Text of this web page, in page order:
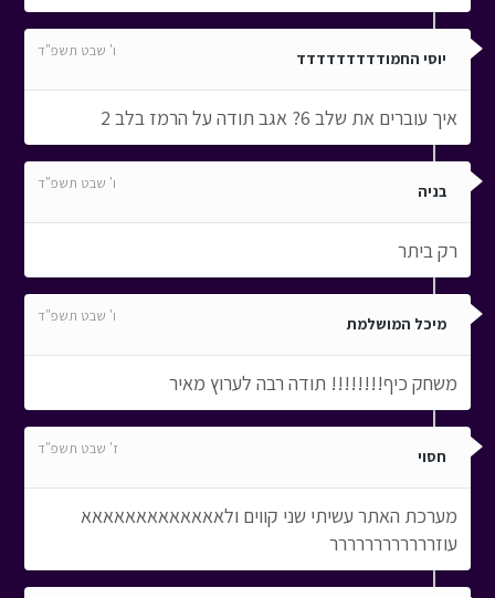
יוסי החמודדדדדדדדד ו' שבט תשפ"ד
איך עוברים את שלב 6? אגב תודה על הרמז בלב 2
בניה ו' שבט תשפ"ד
רק ביתר
מיכל המושלמת ו' שבט תשפ"ד
משחק כיף!!!!!!!! תודה רבה לערוץ מאיר
חסוי ז' שבט תשפ"ד
מערכת האתר עשיתי שני קווים ולאאאאאאאאאאאאא
עוזרררררררררררר